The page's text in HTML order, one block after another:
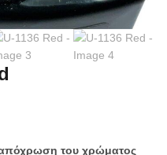
απόχρωση του χρώματος